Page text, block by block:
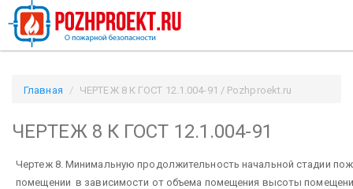
Главная ЧЕРТЕЖ 8 К ГОСТ 12.1.004-91 / Pozhproekt.ru
ЧЕРТЕЖ 8 К ГОСТ 12.1.004-91
Чертеж 8. Минимальную продолжительность начальной стадии
помещении в зависимости от объема помещения высоты